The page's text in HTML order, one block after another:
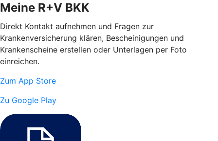
Meine R+V BKK
Direkt Kontakt aufnehmen und Fragen zur
Krankenversicherung klären, Bescheinigungen und
Krankenscheine erstellen oder Unterlagen per Foto
einreichen.
Zum App Store
Zu Google Play